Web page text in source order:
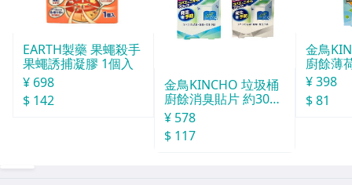
EARTH製藥 果蠅殺手
果蠅誘捕凝膠 1個入
¥ 698
$ 142
金鳥KINCHO 垃圾桶
廚餘消臭貼片 約30天
分
¥ 578
$ 117
金鳥
廚餘薄
30天分
¥ 398
$ 81